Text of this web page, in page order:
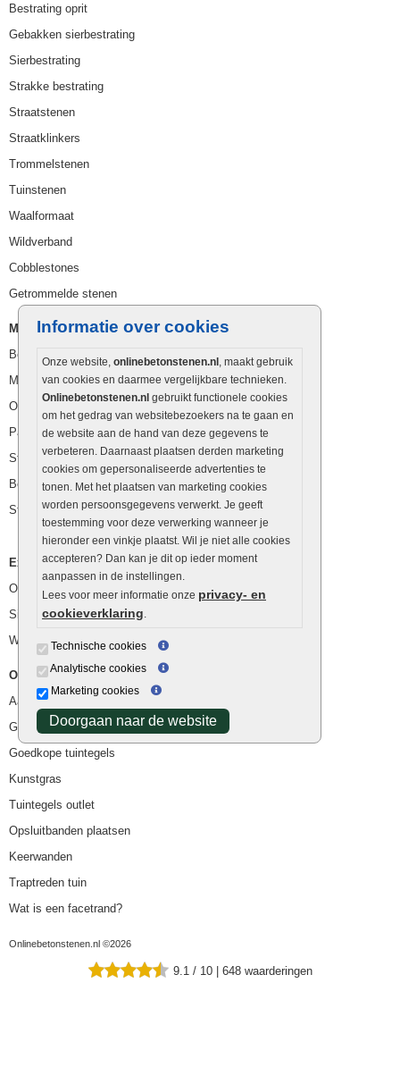
Informatie over cookies
Onze website, onlinebetonstenen.nl , maakt gebruik
van cookies en daarmee vergelijkbare technieken.
Onlinebetonstenen.nl gebruikt functionele cookies
om het gedrag van websitebezoekers na te gaan en
de website aan de hand van deze gegevens te
verbeteren. Daarnaast plaatsen derden marketing
cookies om gepersonaliseerde advertenties te
tonen. Met het plaatsen van marketing cookies
worden persoonsgegevens verwerkt. Je geeft
toestemming voor deze verwerking wanneer je
hieronder een vinkje plaatst. Wil je niet alle cookies
accepteren? Dan kan je dit op ieder moment
aanpassen in de instellingen.
Lees voor meer informatie onze privacy- en
cookieverklaring.
Technische cookies
Analytische cookies
Marketing cookies
Doorgaan naar de website
Bestrating oprit
Gebakken sierbestrating
Sierbestrating
Strakke bestrating
Straatstenen
Straatklinkers
Trommelstenen
Tuinstenen
Waalformaat
Wildverband
Cobblestones
Getrommelde stenen
Muurelementen
Betonbielzen
Muurstenen
Opsluitbanden
Palissaden
Stapelblokken
Betonblokken
Stapelstenen
Extra benodigdheden
Ophoogzand
Siergrind en siersplit
Waterafvoer
Overig
Aanbiedingen
Goedkope bestrating
Goedkope tuintegels
Kunstgras
Tuintegels outlet
Opsluitbanden plaatsen
Keerwanden
Traptreden tuin
Wat is een facetrand?
Onlinebetonstenen.nl ©2026
9.1 / 10 | 648 waarderingen